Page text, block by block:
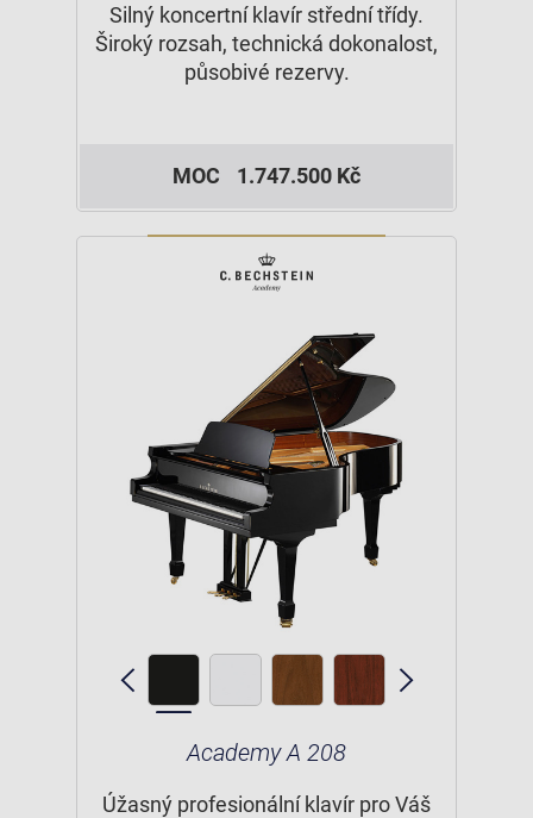
Silný koncertní klavír střední třídy.
Široký rozsah, technická dokonalost,
působivé rezervy.
MOC 1.747.500 Kč
Academy A 208
Úžasný profesionální klavír pro Váš